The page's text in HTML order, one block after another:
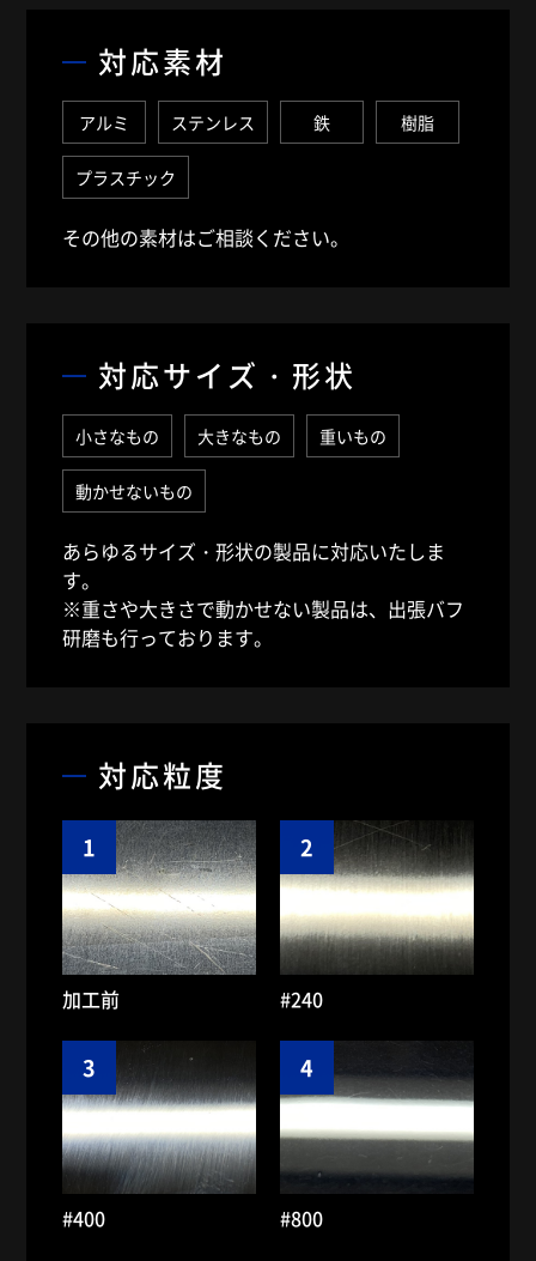
対応素材
アルミ ステンレス 鉄 樹脂
プラスチック
その他の素材はご相談ください。
対応サイズ・形状
小さなもの 大きなもの 重いもの
動かせないもの
あらゆるサイズ・形状の製品に対応いたしま
す。
※重さや大きさで動かせない製品は、出張バフ
研磨も行っております。
対応粒度
加工前 #240
#400 #800